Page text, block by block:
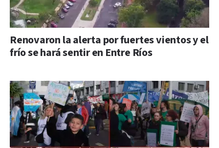
Renovaron la alerta por fuertes vientos y el
frío se hará sentir en Entre Ríos